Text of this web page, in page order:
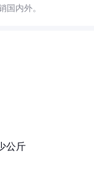
国内外。
公斤